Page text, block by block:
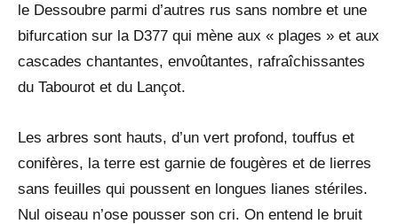
le Dessoubre parmi d’autres rus sans nombre et une
bifurcation sur la D377 qui mène aux « plages » et aux
cascades chantantes, envoûtantes, rafraîchissantes
du Tabourot et du Lançot.
Les arbres sont hauts, d’un vert profond, touffus et
conifères, la terre est garnie de fougères et de lierres
sans feuilles qui poussent en longues lianes stériles.
Nul oiseau n’ose pousser son cri. On entend le bruit